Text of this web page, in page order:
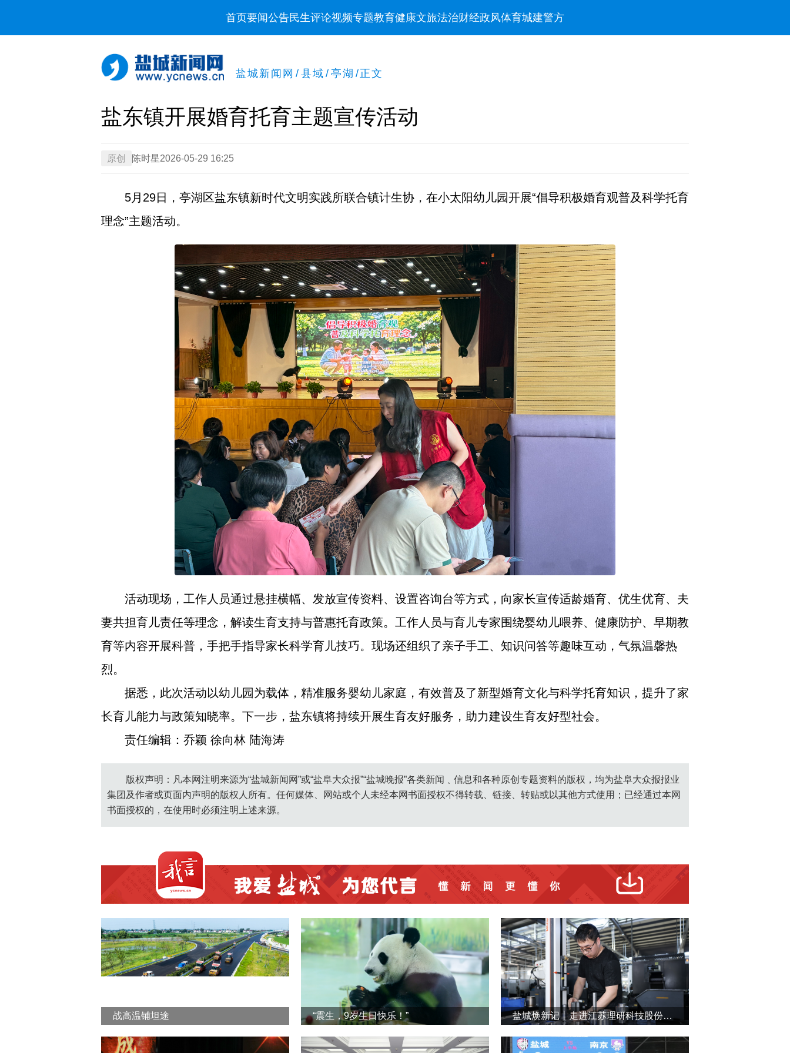
首页要闻公告民生评论视频专题教育健康文旅法治财经政风体育城建警方
盐城新闻网 / 县域 / 亭湖 /正文
​盐东镇开展婚育托育主题宣传活动
原创 陈时星2026-05-29 16:25
5月29日，亭湖区盐东镇新时代文明实践所联合镇计生协，在小太阳幼儿园开展“倡导积极婚育观普及科学托育
理念”主题活动。
活动现场，工作人员通过悬挂横幅、发放宣传资料、设置咨询台等方式，向家长宣传适龄婚育、优生优育、夫
妻共担育儿责任等理念，解读生育支持与普惠托育政策。工作人员与育儿专家围绕婴幼儿喂养、健康防护、早期教
育等内容开展科普，手把手指导家长科学育儿技巧。现场还组织了亲子手工、知识问答等趣味互动，气氛温馨热
烈。
据悉，此次活动以幼儿园为载体，精准服务婴幼儿家庭，有效普及了新型婚育文化与科学托育知识，提升了家
长育儿能力与政策知晓率。下一步，盐东镇将持续开展生育友好服务，助力建设生育友好型社会。
责任编辑：乔颖 徐向林 陆海涛
版权声明：凡本网注明来源为“盐城新闻网”或“盐阜大众报”“盐城晚报”各类新闻﹑信息和各种原创专题资料的版权，均为盐阜大众报报业
集团及作者或页面内声明的版权人所有。任何媒体、网站或个人未经本网书面授权不得转载、链接、转贴或以其他方式使用；已经通过本网
书面授权的，在使用时必须注明上述来源。
战高温铺坦途 “震生，9岁生日快乐！” 盐城焕新记丨走进江苏理研科技股份有限公司